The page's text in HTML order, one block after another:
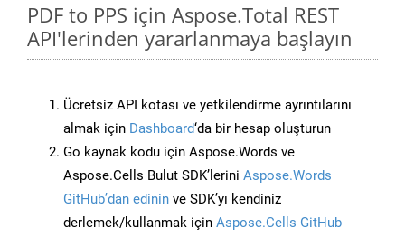
PDF to PPS için Aspose.Total REST
API'lerinden yararlanmaya başlayın
Ücretsiz API kotası ve yetkilendirme ayrıntılarını
almak için Dashboard‘da bir hesap oluşturun
Go kaynak kodu için Aspose.Words ve
Aspose.Cells Bulut SDK’lerini Aspose.Words
GitHub’dan edinin ve SDK’yı kendiniz
derlemek/kullanmak için Aspose.Cells GitHub